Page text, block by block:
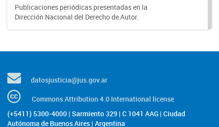
Publicaciones periódicas presentadas en la
Dirección Nacional del Derecho de Autor.
datosjusticia@jus.gov.ar
Commons Attribution 4.0 International license
(+5411) 5300-4000 | Sarmiento 329 | C 1041 AAG | Ciudad
Autónoma de Buenos Aires | Argentina